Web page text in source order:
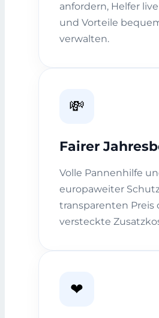
anfordern, Helfer
und Vorteile
verwalten.
💸
Fairer
Volle Pannenhilfe
europaweiter
transparenten Preis
versteckte
❤️